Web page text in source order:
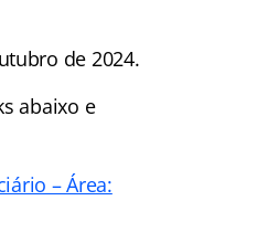
de 2024.
abaixo e
– Área: